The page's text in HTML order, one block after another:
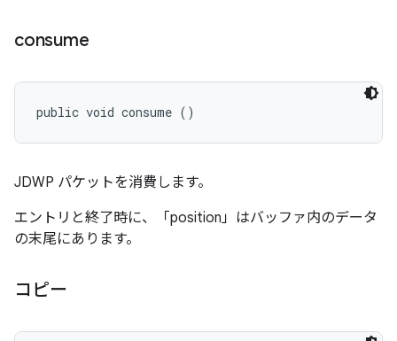
consume
public void consume ()
JDWP パケットを消費します。
エントリと終了時に、「position」はバッファ内のデータ
の末尾にあります。
コピー